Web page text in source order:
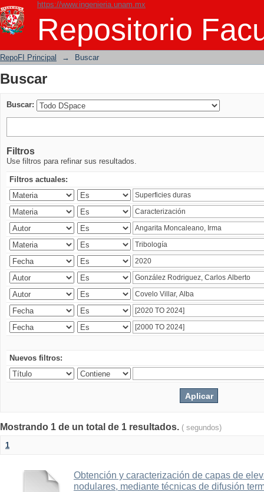
https://www.ingenieria.unam.mx
Repositorio
Buscar
RepoFI Principal → Buscar
Buscar
Buscar:
Filtros
Use filtros para refinar sus resultados.
Filtros actuales:
Nuevos filtros:
Mostrando 1 de un total de 1 resultados. ( segundos)
1
Obtención y caracterización de capas de
nodulares, mediante técnicas de difusión